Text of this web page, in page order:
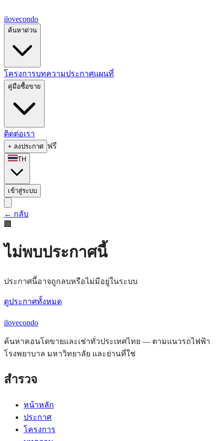
ilovecondo
ค้นหาด่วน
โครงการบทความประกาศแผนที่
คู่มือซื้อขาย
ติดต่อเรา
+ ลงประกาศ ฟรี
TH
เข้าสู่ระบบ
← กลับ
🏢
ไม่พบประกาศนี้
ประกาศนี้อาจถูกลบหรือไม่มีอยู่ในระบบ
ดูประกาศทั้งหมด
ilovecondo
ค้นหาคอนโดขายและเช่าทั่วประเทศไทย — ตามแนวรถไฟฟ้า
โรงพยาบาล มหาวิทยาลัย และย่านที่ใช่
สำรวจ
หน้าหลัก
ประกาศ
โครงการ